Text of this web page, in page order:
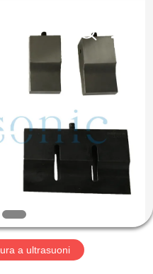
a ultrasuoni